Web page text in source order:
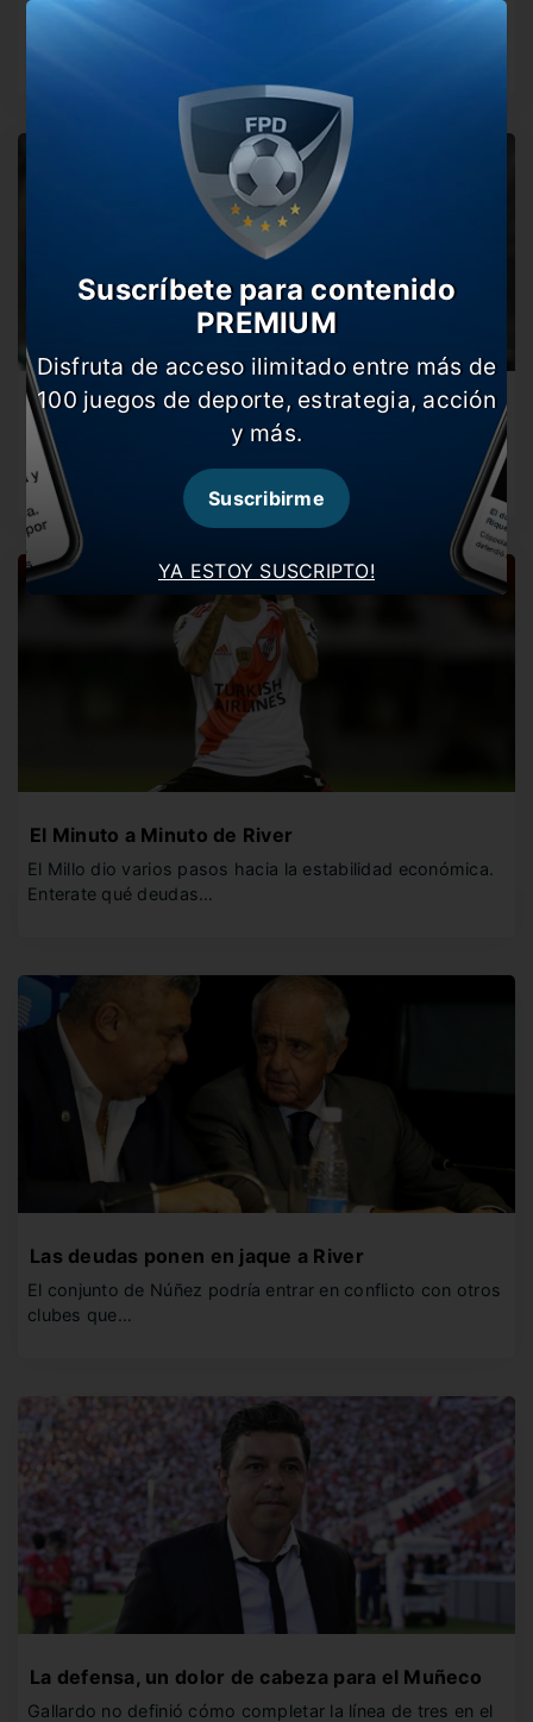
Gallardo recibió malas noticias luego de la practica de
El día de River en fotos
Repasá las mejores imágenes de una nueva jornada de
prácticas del Millo…
El Minuto a Minuto de River
El Millo dio varios pasos hacia la estabilidad económica.
Enterate qué deudas…
Las deudas ponen en jaque a River
El conjunto de Núñez podría entrar en conflicto con otros
clubes que…
La defensa, un dolor de cabeza para el Muñeco
Gallardo no definió cómo completar la línea de tres en el
YA ESTOY SUSCRIPTO!
Suscríbete para contenido
PREMIUM
Disfruta de acceso ilimitado entre más de
100 juegos de deporte, estrategia, acción
y más.
Suscribirme